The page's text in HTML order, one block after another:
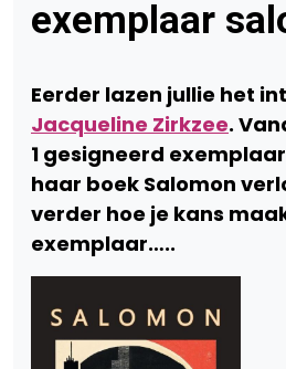
exemplaar
Eerder lazen jullie het
Jacqueline Zirkzee.
1 gesigneerd
haar boek Salomon
verder hoe je kans
exemplaar…..